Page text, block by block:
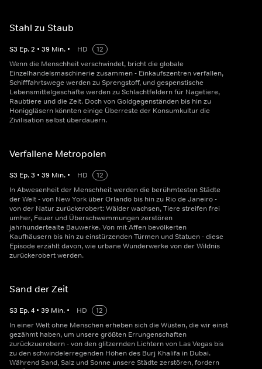
Stahl zu Staub
S3 Ep.2 • 39 Min. • HD
12
Wenn die Menschheit verschwindet, bricht die globale
Einzelhandelsmaschinerie zusammen - Einkaufszentren verfallen,
Schifffahrtswege werden zu Sprengstoff, und gespenstische
Lebensmittelgeschäfte werden zu Schlachtfeldern für Nagetiere,
Raubtiere und die Zeit. Doch von Goldgegenständen bis hin zu
Honiggläsern könnten einige Überreste der Konsumkultur die
Zivilisation selbst überdauern.
Verfallene Metropolen
S3 Ep.3 • 39 Min. • HD
12
In Abwesenheit der Menschheit werden die berühmtesten Städte
der Welt - von New York über Orlando bis hin zu Rio de Janeiro -
von der Natur zurückerobert: Wälder wachsen, Tiere streifen frei
umher, Feuer und Überschwemmungen zerstören
jahrhundertealte Bauwerke. Von mit Affen bevölkerten
Kaufhäusern bis hin zu einstürzenden Türmen und Statuen - diese
Episode erzählt davon, wie urbane Wunderwerke von der Wildnis
zurückerobert werden.
Sand der Zeit
S3 Ep.4 • 39 Min. • HD
12
In einer Welt ohne Menschen erheben sich die Wüsten, die wir einst
gezähmt haben, um unsere größten Errungenschaften
zurückzuerobern - von den glitzernden Lichtern von Las Vegas bis
zu den schwindelerregenden Höhen des Burj Khalifa in Dubai.
Während Sand, Salz und Sonne unsere Städte zerstören, fordern